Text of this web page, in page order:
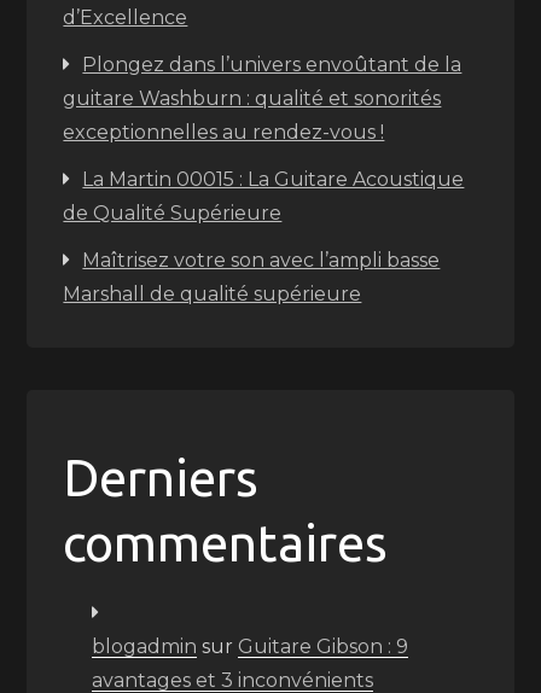
d’Excellence
Plongez dans l’univers envoûtant de la
guitare Washburn : qualité et sonorités
exceptionnelles au rendez-vous !
La Martin 00015 : La Guitare Acoustique
de Qualité Supérieure
Maîtrisez votre son avec l’ampli basse
Marshall de qualité supérieure
Derniers
commentaires
blogadmin sur Guitare Gibson : 9
avantages et 3 inconvénients